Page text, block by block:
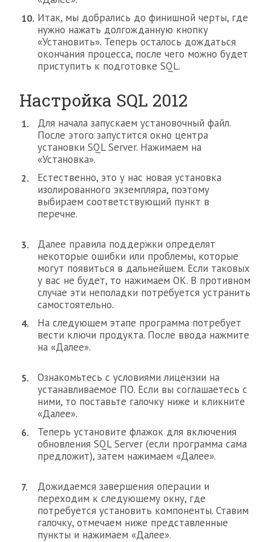
Итак, мы добрались до финишной черты, где
нужно нажать долгожданную кнопку
«Установить». Теперь осталось дождаться
окончания процесса, после чего можно будет
приступить к подготовке SQL.
Настройка SQL 2012
Для начала запускаем установочный файл.
После этого запустится окно центра
установки SQL Server. Нажимаем на
«Установка».
Естественно, это у нас новая установка
изолированного экземпляра, поэтому
выбираем соответствующий пункт в
перечне.
Далее правила поддержки определят
некоторые ошибки или проблемы, которые
могут появиться в дальнейшем. Если таковых
у вас не будет, то нажимаем ОК. В противном
случае эти неполадки потребуется устранить
самостоятельно.
На следующем этапе программа потребует
вести ключи продукта. После ввода нажмите
на «Далее».
Ознакомьтесь с условиями лицензии на
устанавливаемое ПО. Если вы соглашаетесь с
ними, то поставьте галочку ниже и кликните
«Далее».
Теперь установите флажок для включения
обновления SQL Server (если программа сама
предложит), затем нажимаем «Далее».
Дожидаемся завершения операции и
переходим к следующему окну, где
потребуется установить компоненты. Ставим
галочку, отмечаем ниже представленные
пункты и нажимаем «Далее».